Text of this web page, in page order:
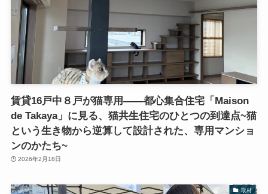
賃貸16戸中８戸が猫専用――都心集合住宅「Maison
de Takaya」に見る、猫共生住宅のひとつの到達点~猫
という生き物から逆算して設計された、専用マンショ
ンのかたち~
2026年2月18日
取材